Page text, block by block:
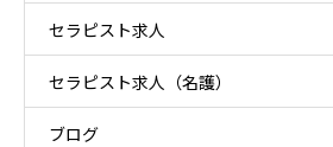
セラピスト求人
セラピスト求人（名護）
ブログ